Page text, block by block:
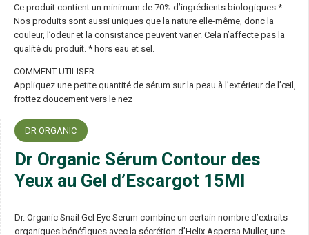
Ce produit contient un minimum de 70% d’ingrédients biologiques *.
Nos produits sont aussi uniques que la nature elle-même, donc la
couleur, l’odeur et la consistance peuvent varier. Cela n’affecte pas la
qualité du produit. * hors eau et sel.
COMMENT UTILISER
Appliquez une petite quantité de sérum sur la peau à l’extérieur de l’œil,
frottez doucement vers le nez
DR ORGANIC
Dr Organic Sérum Contour des
Yeux au Gel d’Escargot 15Ml
Dr. Organic Snail Gel Eye Serum combine un certain nombre d’extraits
organiques bénéfiques avec la sécrétion d’Helix Aspersa Muller, une